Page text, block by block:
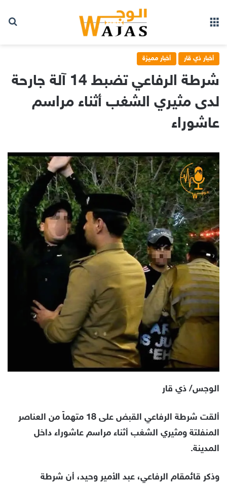
أخبار ذي قار أخبار مميزة
شرطة الرفاعي تضبط 14 آلة جارحة
لدى مثيري الشغب أثناء مراسم
عاشوراء
الوجس/ ذي قار
ألقت شرطة الرفاعي القبض على 18 متهماً من العناصر
المنفلتة ومثيري الشغب أثناء مراسم عاشوراء داخل
المدينة.
وذكر قائمقام الرفاعي، عبد الأمير وحيد، أن شرطة